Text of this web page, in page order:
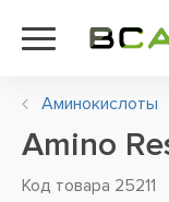
Аминокислоты
Amino
Код товара 25211